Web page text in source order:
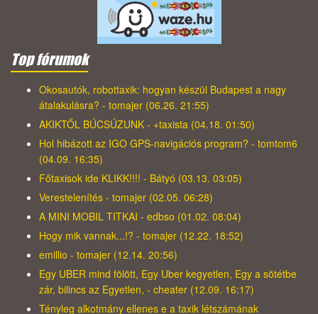
Top fórumok
Okosautók, robottaxik: hogyan készül Budapest a nagy
átalakulásra? - tomajer (06.26. 21:55)
AKIKTŐL BÚCSÚZUNK - +taxista (04.18. 01:50)
Hol hibázott az IGO GPS-navigációs program? - tomtom6
(04.09. 16:35)
Főtaxisok ide KLIKK!!!! - Bátyó (03.13. 03:05)
Verestelenítés - tomajer (02.05. 06:28)
A MINI MOBIL TITKAI - edbso (01.02. 08:04)
Hogy mik vannak...!? - tomajer (12.22. 18:52)
emillio - tomajer (12.14. 20:56)
Egy UBER mind fölött, Egy Uber kegyetlen, Egy a sötétbe
zár, bilincs az Egyetlen, - cheater (12.09. 16:17)
Tényleg alkotmány ellenes e a taxik létszámának